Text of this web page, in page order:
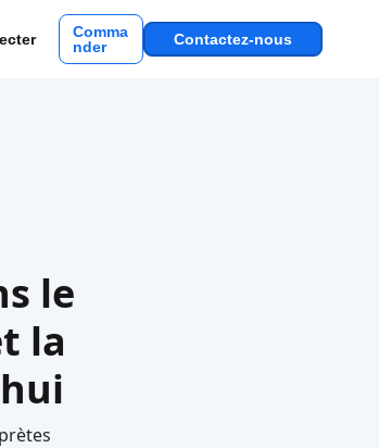
Comma
nder
Contactez-nous
le
la